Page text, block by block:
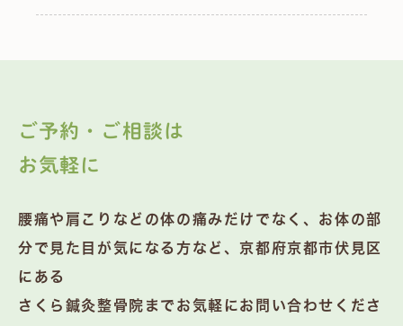
ご予約・ご相談は
お気軽に
腰痛や肩こりなどの体の痛みだけでなく、お体の部
分で見た目が気になる方など、京都府京都市伏見区
にある
さくら鍼灸整骨院までお気軽にお問い合わせくださ